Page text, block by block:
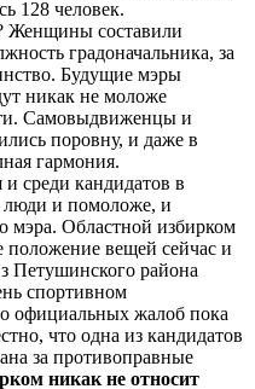
128 человек.
Женщины составили
градоначальника, за
Будущие мэры
никак не моложе
Самовыдвиженцы и
поровну, и даже в
гармония.
среди кандидатов в
люди и помоложе, и
мэра. Областной избирком
положение вещей сейчас и
Петушинского района
спортивном
официальных жалоб пока
что одна из кандидатов
за противоправные
никак не относит